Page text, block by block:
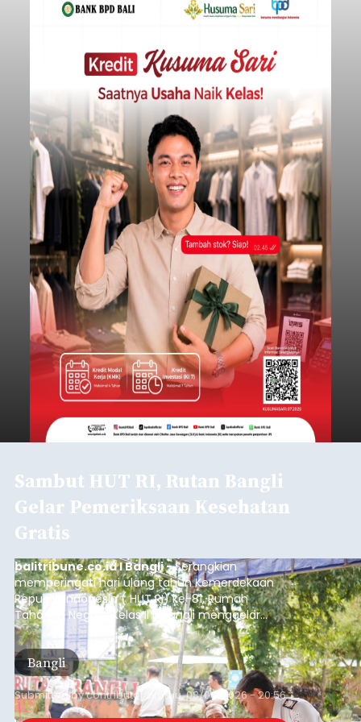
Iklan
Kunjungan Kapal Pesiar di
Pelabuhan Celukan Bawang
balitribune.coo.id I Singaraja - PT Pelabuhan
Indonesia (Persero) atau Pelindo Cabang
Celukan Bawang mencatat kinerja operasional
yang positif hingga Juli 2026. Peningkatan terlihat
dari arus kapal yang mencapai 1,48 juta Gross
Tonnage (GT), atau tumbuh 12,4 persen
dibandingkan periode yang sama tahun lalu
yang tercatat sebesar 1,32 juta GT.
Buleleng
Submitted bycontributoron Thu, 08/06/2026 - 20:41
Baca Selengkapnya